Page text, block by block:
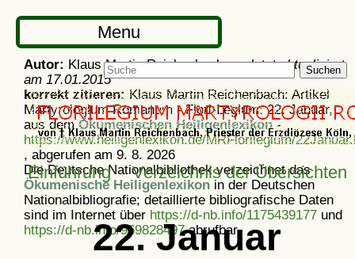
Menu
Suchen
Einführung Verzeichnis der Übersichten
22. Januar
Autor: Klaus Martin Reichenbach -zuletzt aktualisiert
am 17.01.2015
korrekt zitieren:Klaus Martin Reichenbach: Artikel
Martyrologium Romanum - Flori-Legium: 22. Januar,
aus demÖkumenischen Heiligenlexikon-
https://www.heiligenlexikon.de/MRFlorilegium/
, abgerufen am 9. 8. 2026
Die Deutsche Nationalbibliothek verzeichnet das
Ökumenische Heiligenlexikon in der Deutschen
Nationalbibliografie; detaillierte bibliografische Daten
sind im Internet über https://d-nb.info/1175439177 und
https://d-nb.info/969828497abrufbar.